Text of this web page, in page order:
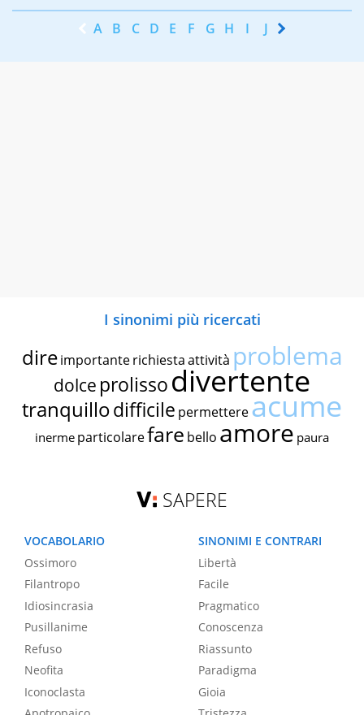
A B C D E F G H I J K
I sinonimi più ricercati
dire importante richiestaattività problema
dolce prolissodivertente
tranquillodifficile permettereacume
inerme particolarefare bello amore paura
SAPERE
VOCABOLARIO
Ossimoro
Filantropo
Idiosincrasia
Pusillanime
Refuso
Neofita
Iconoclasta
SINONIMI E CONTRARI
Libertà
Facile
Pragmatico
Conoscenza
Riassunto
Paradigma
Gioia